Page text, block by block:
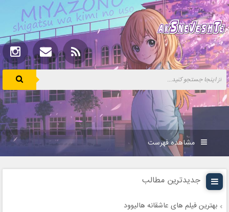
مشاهده فهرست
جدیدترین مطالب
بهترین فیلم های عاشقانه هالیوود